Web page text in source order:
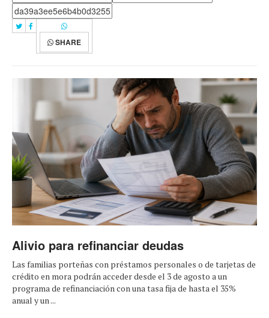
SHARE
Alivio para refinanciar deudas
Las familias porteñas con préstamos personales o de tarjetas de
crédito en mora podrán acceder desde el 3 de agosto a un
programa de refinanciación con una tasa fija de hasta el 35%
anual y un ...